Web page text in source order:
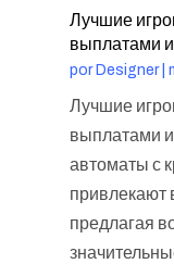
Лучшие
выплатами
por Designer|
Лучшие
выплатами
автоматы с
привлекают
предлагая